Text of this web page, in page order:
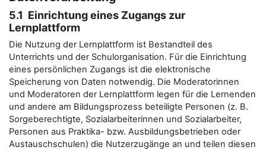
5.1 Einrichtung eines Zugangs zur
Lernplattform
Die Nutzung der Lernplattform ist Bestandteil des
Unterrichts und der Schulorganisation. Für die Einrichtung
eines persönlichen Zugangs ist die elektronische
Speicherung von Daten notwendig. Die Moderatorinnen
und Moderatoren der Lernplattform legen für die Lernenden
und andere am Bildungsprozess beteiligte Personen (z. B.
Sorgeberechtigte, Sozialarbeiterinnen und Sozialarbeiter,
Personen aus Praktika- bzw. Ausbildungsbetrieben oder
Austauschschulen) die Nutzerzugänge an und teilen diesen